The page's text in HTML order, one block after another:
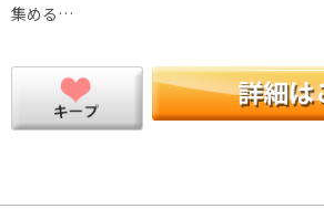
集める…